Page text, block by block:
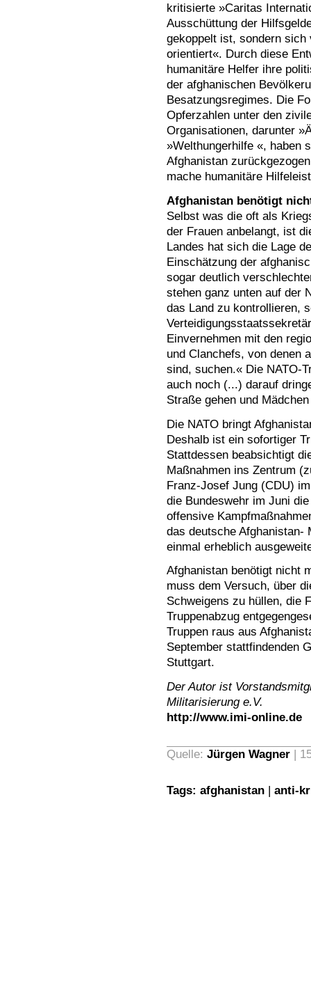
kritisierte »Caritas
Ausschüttung der
gekoppelt ist, sondern sich
orientiert«. Durch diese
humanitäre Helfer ihre
der afghanischen
Besatzungsregimes. Die
Opferzahlen unter den
Organisationen, darunter
»Welthungerhilfe «, haben
Afghanistan
mache humanitäre
Afghanistan benötigt
Selbst was die oft als
der Frauen anbelangt, ist
Landes hat sich die Lage
Einschätzung der
sogar deutlich
stehen ganz unten auf der
das Land zu kontrollieren,
Einvernehmen mit den
und Clanchefs, von denen
sind, suchen.« Die NATO-
auch noch (...) darauf
Straße gehen und
Die NATO bringt
Deshalb ist ein sofortiger
Stattdessen beabsichtigt
Maßnahmen ins Zentrum
Franz-Josef Jung (CDU)
die Bundeswehr im Juni
offensive
das deutsche Afghanistan-
einmal erheblich
Afghanistan benötigt nicht
muss dem Versuch, über
Schweigens zu hüllen, die
Truppenabzug
Truppen raus aus
September stattfindenden
Stuttgart.
Der Autor ist
Militarisierung e.V.
http://www.imi-online.de
Quelle: Jürgen Wagner |
Tags: afghanistan anti-